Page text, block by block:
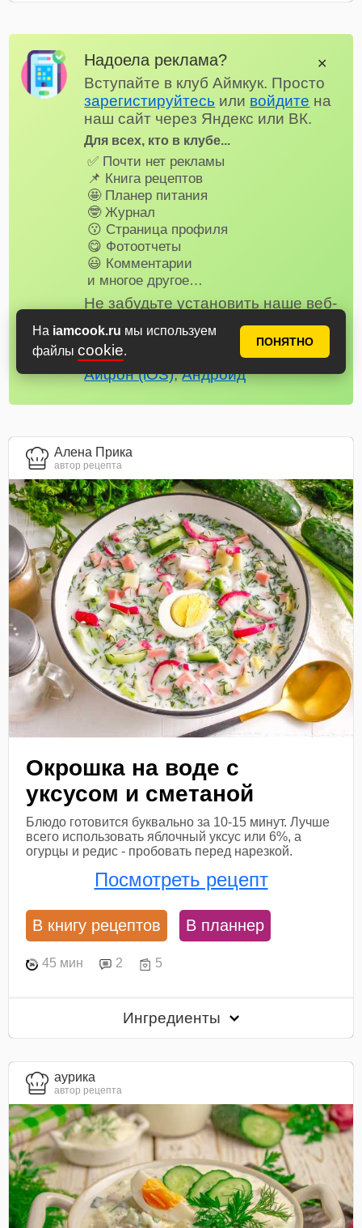
На iamcook.ru мы используем
файлы cookie.
ПОНЯТНО
Надоела реклама?
Вступайте в клуб Аймкук. Просто
зарегистируйтесь или войдите на
наш сайт через Яндекс или ВК.
Для всех, кто в клубе...
✅ Почти нет рекламы
📌 Книга рецептов
🤩 Планер питания
🤓 Журнал
😗 Страница профиля
😋 Фотоотчеты
😃 Комментарии
и многое другое…
Не забудьте установить наше веб-
и сервисы Аймкук будут всегда под
рукой!
Айфон (iOS),Андроид
✕
Алена Прика
автор рецепта
Окрошка на воде с
уксусом и сметаной
Блюдо готовится буквально за 10-15 минут. Лучше
всего использовать яблочный уксус или 6%, а
огурцы и редис - пробовать перед нарезкой.
Посмотреть рецепт
В книгу рецептов В планнер
45 мин 2 5
Ингредиенты
aурика
автор рецепта